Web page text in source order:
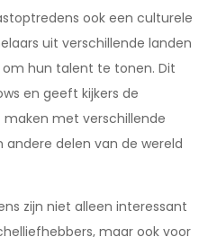
ook een culturele
uit verschillende landen
hun talent te tonen. Dit
en geeft kijkers de
met verschillende
delen van de wereld
zijn niet alleen interessant
maar ook voor